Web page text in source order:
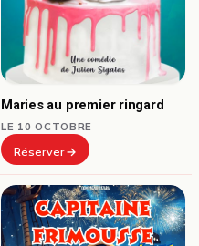
Maries au premier ringard
LE 10 OCTOBRE
Réserver